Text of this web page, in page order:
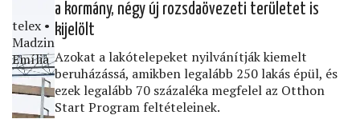
telex •
Madzin
Emília
a kormány, négy új rozsdaövezeti területet is
kijelölt
Azokat a lakótelepeket nyilvánítják kiemelt
beruházássá, amikben legalább 250 lakás épül, és
ezek legalább 70 százaléka megfelel az Otthon
Start Program feltételeinek.